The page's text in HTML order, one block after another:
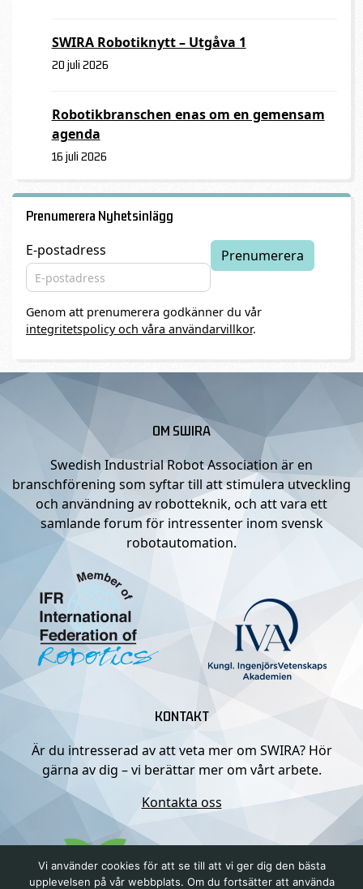
SWIRA Robotiknytt – Utgåva 1
20 juli 2026
Robotikbranschen enas om en gemensam
agenda
16 juli 2026
Prenumerera Nyhetsinlägg
E-postadress
Genom att prenumerera godkänner du vår
integritetspolicy och våra användarvillkor.
OM SWIRA
Swedish Industrial Robot Association är en
branschförening som syftar till att stimulera utveckling
och användning av robotteknik, och att vara ett
samlande forum för intressenter inom svensk
robotautomation.
KONTAKT
Är du intresserad av att veta mer om SWIRA? Hör
gärna av dig – vi berättar mer om vårt arbete.
Kontakta oss
Vi använder cookies för att se till att vi ger dig den bästa
upplevelsen på vår webbplats. Om du fortsätter att använda